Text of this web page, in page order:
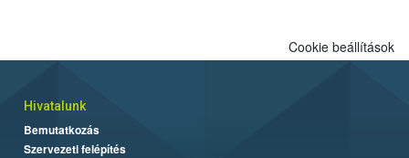
Cookie beállítások
Hivatalunk
Bemutatkozás
Szervezeti felépítés